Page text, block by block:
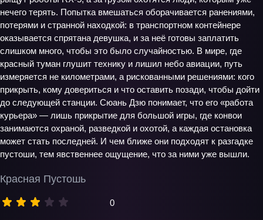
Красная Пустошь
0
нечего терять. Попытка вмешаться оборачивается ранениями,
потерями и странной находкой: в транспортном контейнере
оказывается спрятана девушка, и за неё готовы заплатить
слишком много, чтобы это было случайностью. В мире, где
красный туман глушит технику и лишил небо авиации, путь
измеряется не километрами, а рискованными решениями: кого
прикрыть, кому довериться и что оставить позади, чтобы дойти
до следующей станции. Сюань Дзю понимает, что его «работа
курьера» — лишь прикрытие для большой игры, где конвои
занимаются охраной, разведкой и охотой, а каждая остановка
может стать последней. И чем ближе они подходят к разгадке
пустоши, тем явственнее ощущение, что за ними уже вышли.